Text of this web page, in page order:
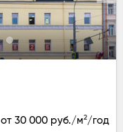
от 30 000 руб./м2/год